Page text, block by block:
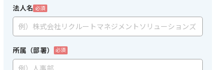
法人名 必須
所属（部署） 必須